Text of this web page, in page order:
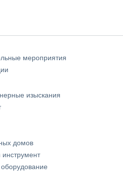
мероприятия
изыскания
домов
инструмент